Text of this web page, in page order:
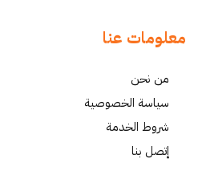
معلومات عنا
من نحن
سياسة الخصوصية
شروط الخدمة
إتصل بنا